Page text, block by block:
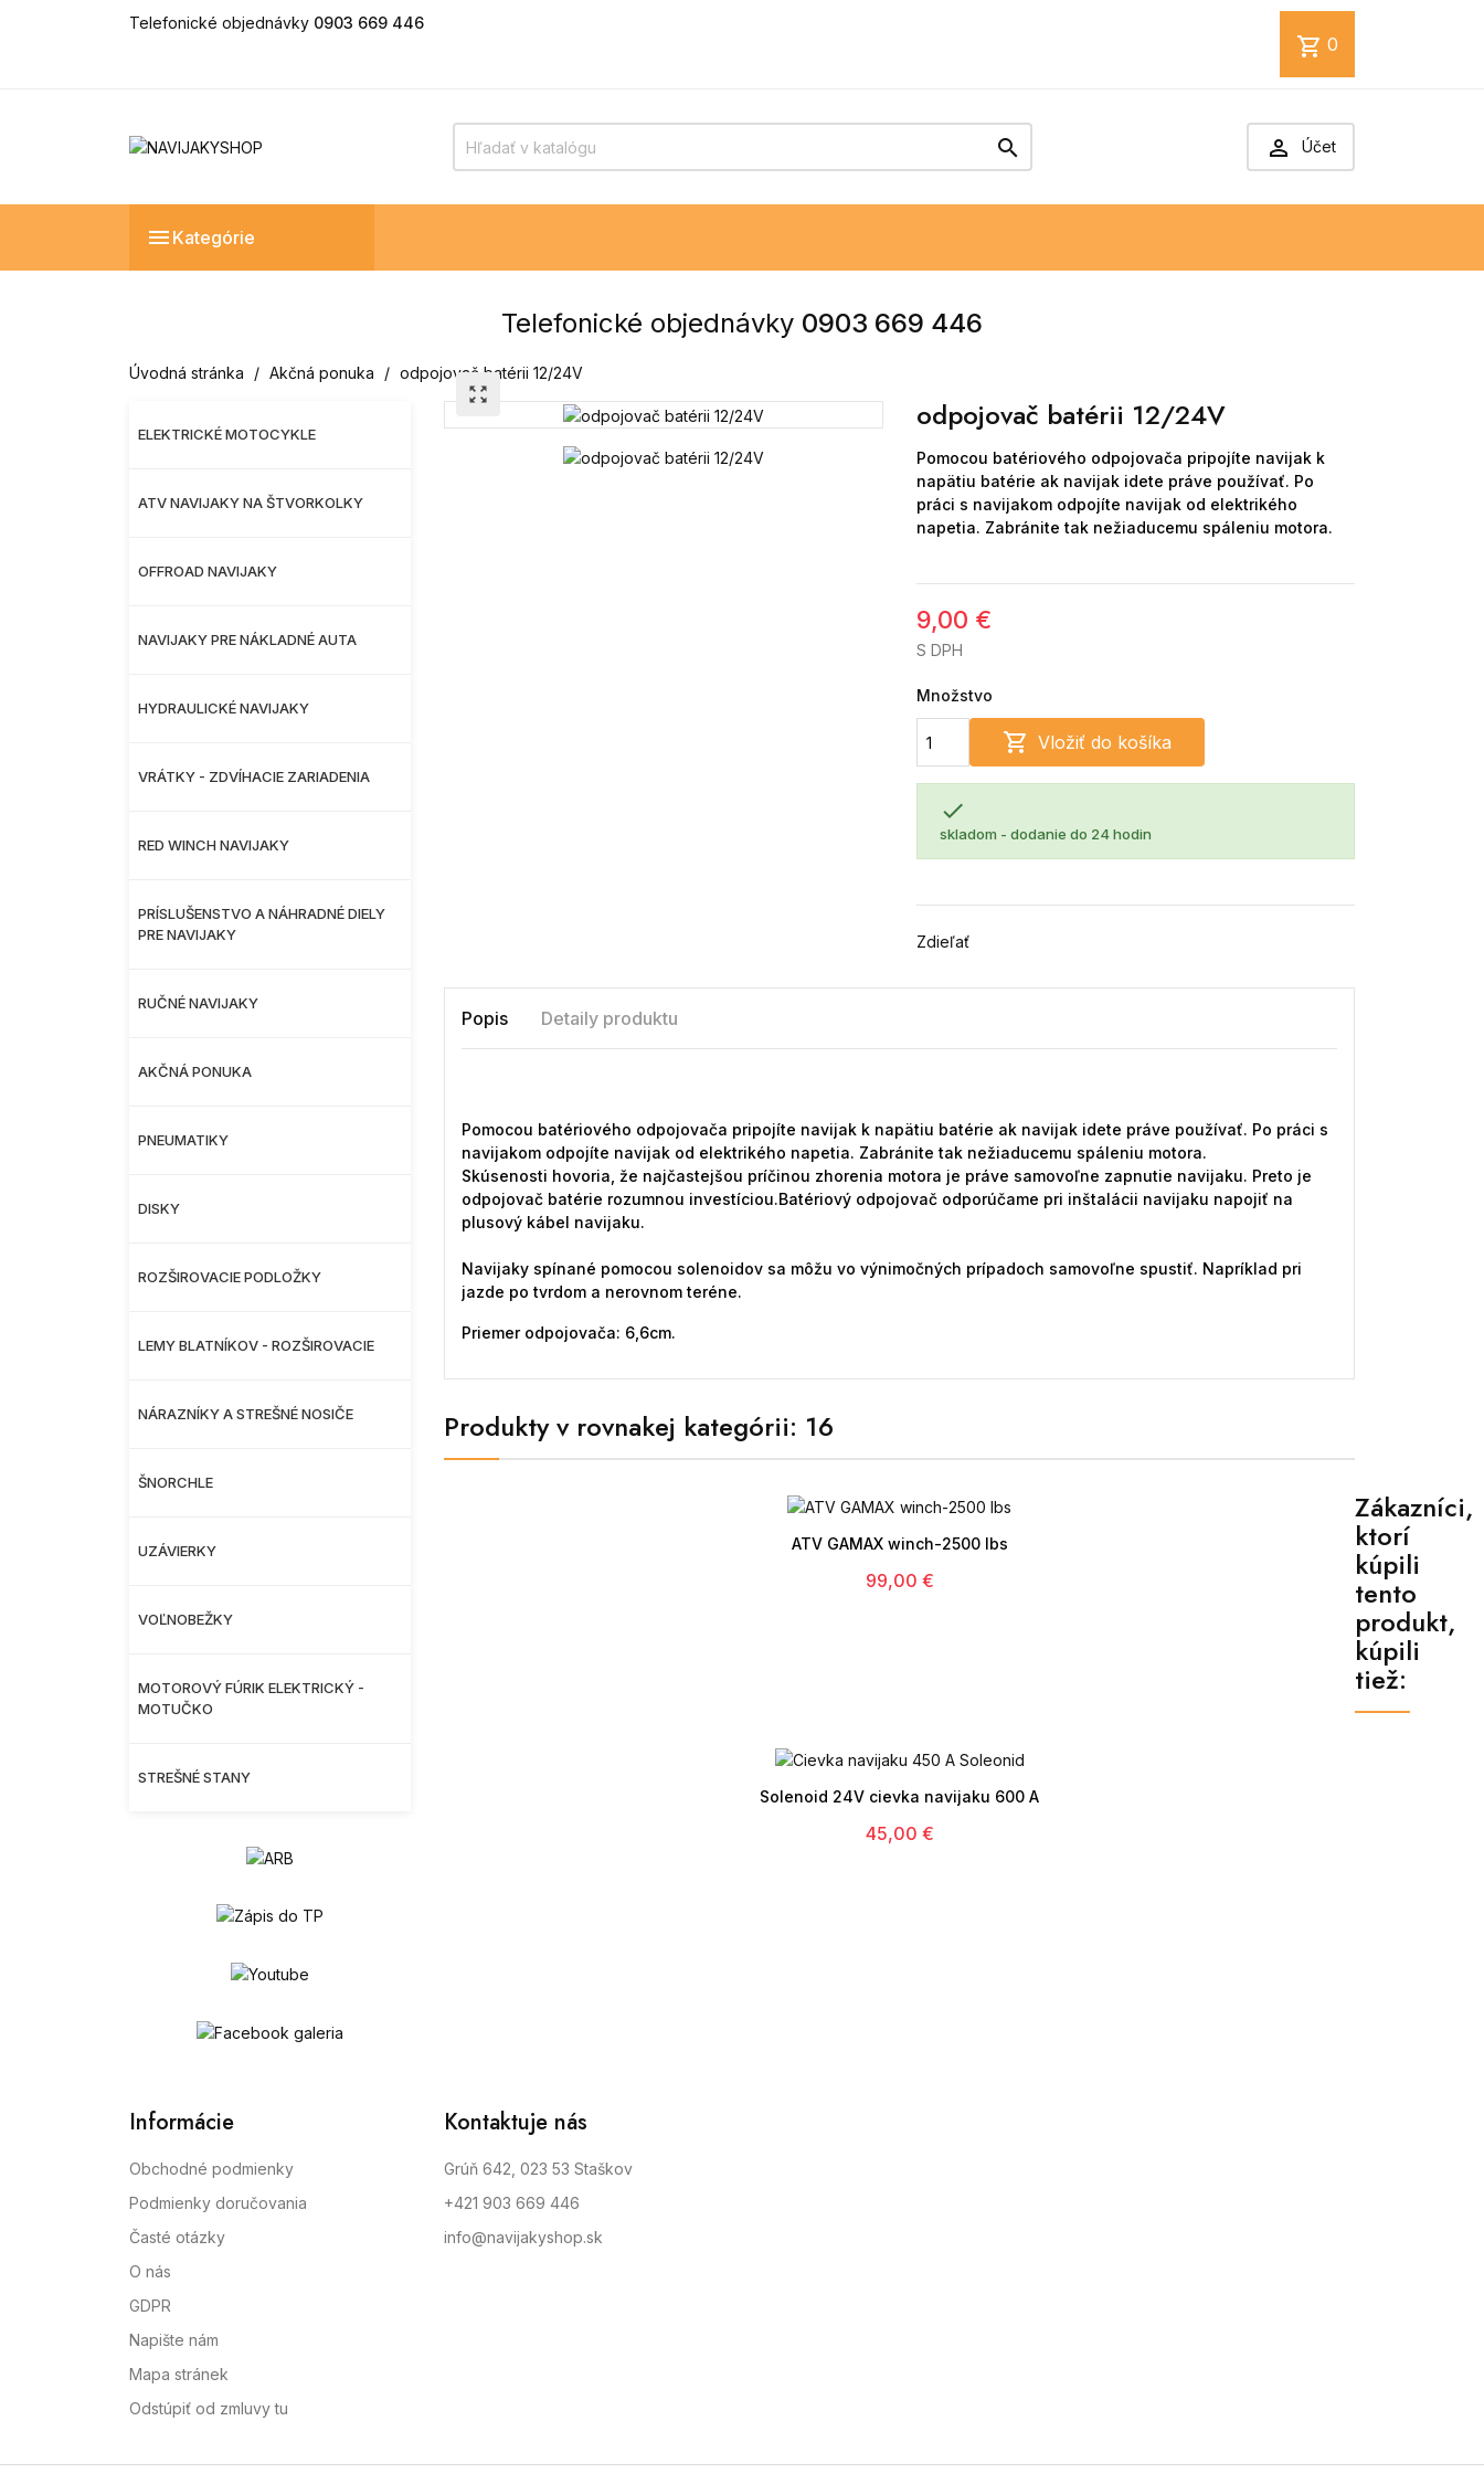
Telefonické objednávky 0903 669 446
shopping_cart 0
  Účet
 Kategórie
Telefonické objednávky 0903 669 446
Úvodná stránka Akčná ponuka odpojovač batérii 12/24V
ELEKTRICKÉ MOTOCYKLE
ATV NAVIJAKY NA ŠTVORKOLKY
OFFROAD NAVIJAKY
NAVIJAKY PRE NÁKLADNÉ AUTA
HYDRAULICKÉ NAVIJAKY
VRÁTKY - ZDVÍHACIE ZARIADENIA
RED WINCH NAVIJAKY
PRÍSLUŠENSTVO A NÁHRADNÉ DIELY
PRE NAVIJAKY
RUČNÉ NAVIJAKY
AKČNÁ PONUKA
PNEUMATIKY
DISKY
ROZŠIROVACIE PODLOŽKY
LEMY BLATNÍKOV - ROZŠIROVACIE
NÁRAZNÍKY A STREŠNÉ NOSIČE
ŠNORCHLE
UZÁVIERKY
VOĽNOBEŽKY
MOTOROVÝ FÚRIK ELEKTRICKÝ -
MOTUČKO
STREŠNÉ STANY
zoom_out_map
odpojovač batérii 12/24V
Pomocou batériového odpojovača pripojíte navijak k
napätiu batérie ak navijak idete práve používať. Po
práci s navijakom odpojíte navijak od elektrikého
napetia. Zabránite tak nežiaducemu spáleniu motora.
9,00 €
S DPH
Množstvo
 Vložiť do košíka

skladom - dodanie do 24 hodin
Zdieľať
Popis Detaily produktu
Pomocou batériového odpojovača pripojíte navijak k napätiu batérie ak navijak idete práve používať. Po práci s
navijakom odpojíte navijak od elektrikého napetia. Zabránite tak nežiaducemu spáleniu motora.
Skúsenosti hovoria, že najčastejšou príčinou zhorenia motora je práve samovoľne zapnutie navijaku. Preto je
odpojovač batérie rozumnou investíciou.Batériový odpojovač odporúčame pri inštalácii navijaku napojiť na
plusový kábel navijaku.
Navijaky spínané pomocou solenoidov sa môžu vo výnimočných prípadoch samovoľne spustiť. Napríklad pri
jazde po tvrdom a nerovnom teréne.
Priemer odpojovača: 6,6cm.
Produkty v rovnakej kategórii: 16

ATV GAMAX winch-2500 lbs
99,00 €
Zákazníci,
ktorí
kúpili
tento
produkt,
kúpili
tiež:

Solenoid 24V cievka navijaku 600 A
45,00 €
Informácie
Obchodné podmienky
Podmienky doručovania
Časté otázky
O nás
GDPR
Napište nám
Mapa stránek
Odstúpiť od zmluvy tu
Kontaktuje nás
Grúň 642, 023 53 Staškov
+421 903 669 446
info@navijakyshop.sk